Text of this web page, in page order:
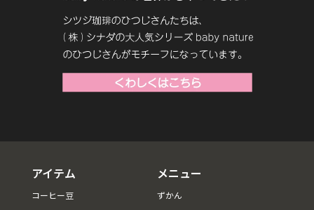
アイテム
コーヒー豆
メニュー
ずかん